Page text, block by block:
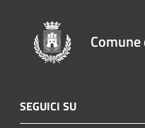
SEGUICI SU